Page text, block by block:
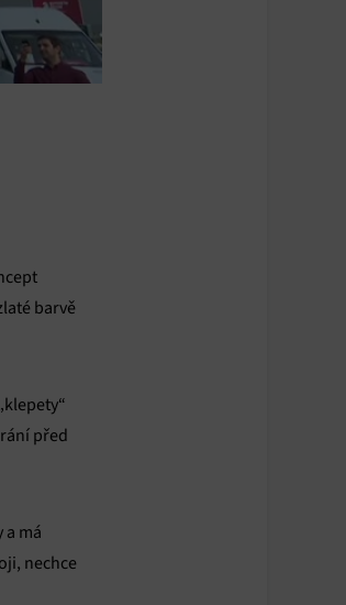
barvě
před
má
nechce